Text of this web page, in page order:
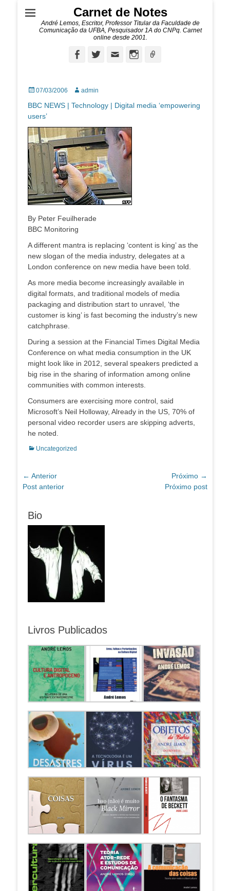
Carnet de Notes
André Lemos, Escritor, Professor Titular da Faculdade de
Comunicação da UFBA, Pesquisador 1A do CNPq. Carnet
online desde 2001.
FacebookTwitterEmail Instagram
Posted
07/03/2006 Autor:admin
BBC NEWS | Technology | Digital media ‘empowering
users’
By Peter Feuilherade
BBC Monitoring
A different mantra is replacing ‘content is king’ as the
new slogan of the media industry, delegates at a
London conference on new media have been told.
As more media become increasingly available in
digital formats, and traditional models of media
packaging and distribution start to unravel, ‘the
customer is king’ is fast becoming the industry’s new
catchphrase.
During a session at the Financial Times Digital Media
Conference on what media consumption in the UK
might look like in 2012, several speakers predicted a
big rise in the sharing of information among online
communities with common interests.
Consumers are exercising more control, said
Microsoft’s Neil Holloway, Already in the US, 70% of
personal video recorder users are skipping adverts,
he noted.
Categorias:
Uncategorized
Navegação
de
← Anterior
Post
Post anterior
Próximo →
Próximo post
Bio
Livros Publicados